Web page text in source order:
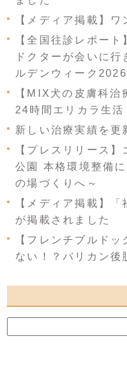
【メディア掲載】
【全国往診レポー
ドクターが会いに行
ルデンウィーク2026
【MIX犬の皮膚科
24時間エリカラ生
新しい治療実績を更
【プレスリリース
公園 本格環境整備
の場づくりへ～
【メディア掲載】
が掲載されました
【フレンチブルド
ない！？バリカン後